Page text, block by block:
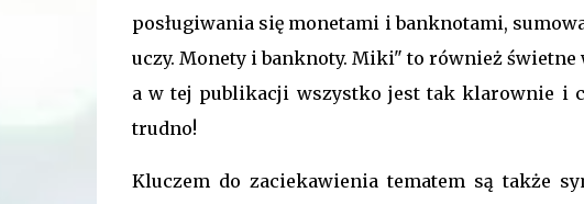
posługiwania się monetami i banknotami,
uczy. Monety i banknoty. Miki" to również
a w tej publikacji wszystko jest tak klarownie i
trudno!
Kluczem do zaciekawienia tematem są także